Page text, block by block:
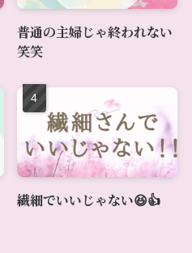
普通の主婦じゃ終われない
笑笑
繊細でいいじゃない😆👍